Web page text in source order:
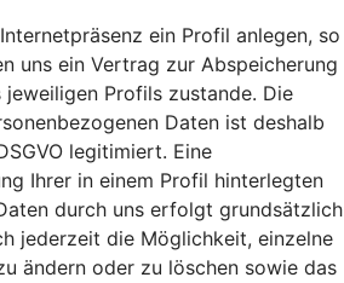
ein Profil anlegen, so
uns ein Vertrag zur Abspeicherung
Profils zustande. Die
Daten ist deshalb
legitimiert. Eine
Ihrer in einem Profil hinterlegten
durch uns erfolgt grundsätzlich
jederzeit die Möglichkeit, einzelne
ändern oder zu löschen sowie das